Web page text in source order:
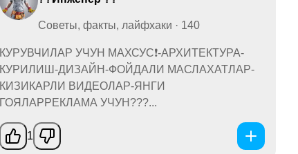
Советы, факты, лайфхаки · 140
КУРУВЧИЛАР УЧУН МАХСУС❗-АРХИТЕКТУРА-
КУРИЛИШ-ДИЗАЙН-ФОЙДАЛИ МАСЛАХАТЛАР-
КИЗИКАРЛИ ВИДЕОЛАР-ЯНГИ
ГОЯЛАРРЕКЛАМА УЧУН???...
1